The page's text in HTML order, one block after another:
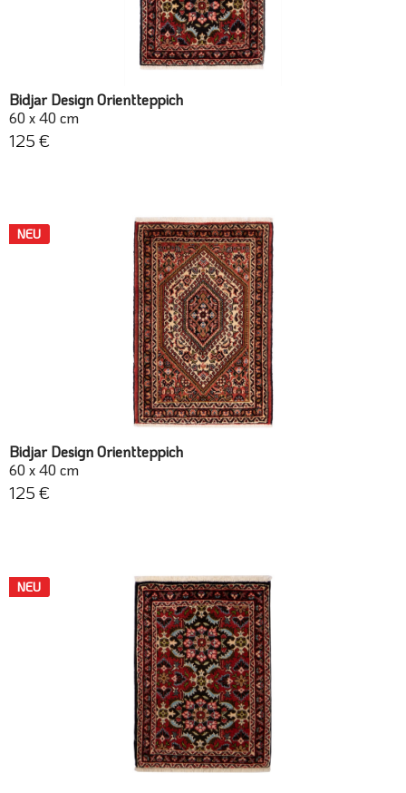
Bidjar Design Orientteppich
60 x 40 cm
125 €
NEU
Bidjar Design Orientteppich
60 x 40 cm
125 €
NEU